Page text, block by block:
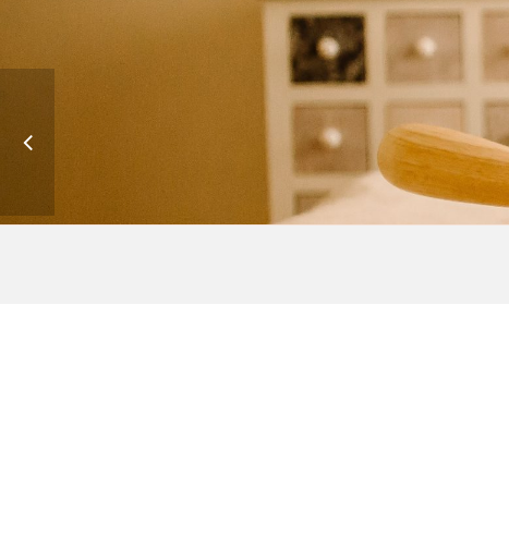
24
TU CENTRO DE BELLEZA PARA
POTENCIAR TU MEJOR IMAGEN